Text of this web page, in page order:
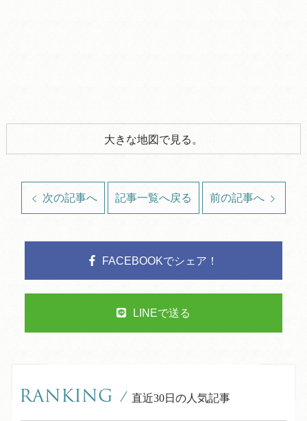
大きな地図で見る。
次の記事へ 記事一覧へ戻る 前の記事へ
FACEBOOKでシェア！
LINEで送る
RANKING / 直近30日の人気記事